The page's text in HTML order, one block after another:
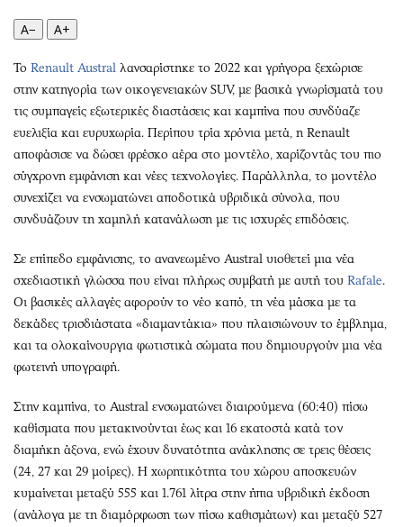
Ελλάδα
Παράξενα
Πολιτισμός
Σινεμά
Θέατρο-Χορός
Μουσική
Εικαστικά
Χειρόγραφα
Media
Εκπομπές
Wine routes
Podcasts
Uncut
Προσφορές
Επιστολές
A− A+
Το Renault Austral λανσαρίστηκε το 2022 και γρήγορα ξεχώρισε
στην κατηγορία των οικογενειακών SUV, με βασικά γνωρίσματά του
τις συμπαγείς εξωτερικές διαστάσεις και καμπίνα που συνδύαζε
ευελιξία και ευρυχωρία. Περίπου τρία χρόνια μετά, η Renault
αποφάσισε να δώσει φρέσκο αέρα στο μοντέλο, χαρίζοντάς του πιο
σύγχρονη εμφάνιση και νέες τεχνολογίες. Παράλληλα, το μοντέλο
συνεχίζει να ενσωματώνει αποδοτικά υβριδικά σύνολα, που
συνδυάζουν τη χαμηλή κατανάλωση με τις ισχυρές επιδόσεις.
Σε επίπεδο εμφάνισης, το ανανεωμένο Austral υιοθετεί μια νέα
σχεδιαστική γλώσσα που είναι πλήρως συμβατή με αυτή του Rafale.
Οι βασικές αλλαγές αφορούν το νέο καπό, τη νέα μάσκα με τα
δεκάδες τρισδιάστατα «διαμαντάκια» που πλαισιώνουν το έμβλημα,
και τα ολοκαίνουργια φωτιστικά σώματα που δημιουργούν μια νέα
φωτεινή υπογραφή.
Στην καμπίνα, το Austral ενσωματώνει διαιρούμενα (60:40) πίσω
καθίσματα που μετακινούνται έως και 16 εκατοστά κατά τον
διαμήκη άξονα, ενώ έχουν δυνατότητα ανάκλησης σε τρεις θέσεις
(24, 27 και 29 μοίρες). Η χωρητικότητα του χώρου αποσκευών
κυμαίνεται μεταξύ 555 και 1.761 λίτρα στην ήπια υβριδική έκδοση
(ανάλογα με τη διαμόρφωση των πίσω καθισμάτων) και μεταξύ 527